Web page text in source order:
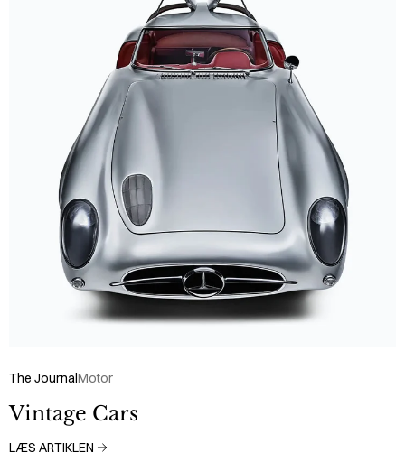
The JournalMotor
Vintage Cars
LÆS ARTIKLEN